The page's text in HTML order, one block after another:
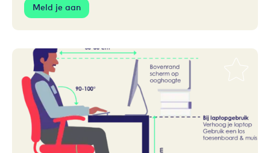
Meld je aan